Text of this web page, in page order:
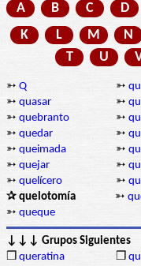
A B C D
K
L M N
T
U
➳ Q ➳
➳ quasar ➳
➳ quebranto ➳
➳ quedar ➳
➳ queimada ➳
➳ quejar ➳
➳ quelícero ➳
✰ quelotomía
➳
➳ queque
↓↓↓ Grupos Siguientes
❒ queratina ❒